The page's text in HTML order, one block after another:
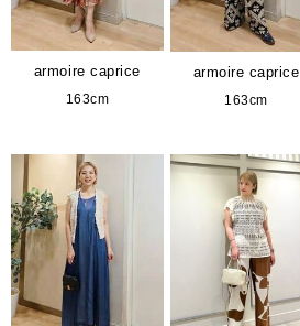
armoire caprice
163cm
armoire caprice
163cm